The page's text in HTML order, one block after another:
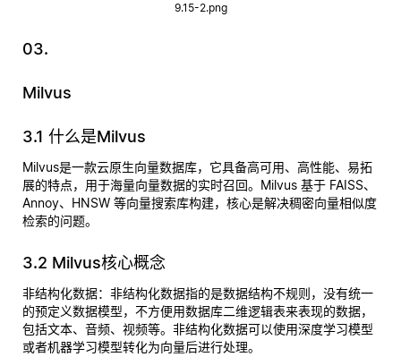
9.15-2.png
03.
Milvus
3.1 什么是Milvus
Milvus是一款云原生向量数据库，它具备高可用、高性能、易拓
展的特点，用于海量向量数据的实时召回。Milvus 基于 FAISS、
Annoy、HNSW 等向量搜索库构建，核心是解决稠密向量相似度
检索的问题。
3.2 Milvus核心概念
非结构化数据：非结构化数据指的是数据结构不规则，没有统一
的预定义数据模型，不方便用数据库二维逻辑表来表现的数据，
包括文本、音频、视频等。非结构化数据可以使用深度学习模型
或者机器学习模型转化为向量后进行处理。